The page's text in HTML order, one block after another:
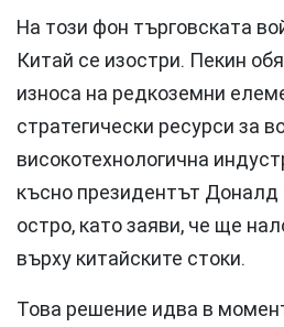
На този фон търговската
Китай се изостри. Пекин
износа на редкоземни
стратегически ресурси за
високотехнологична
късно президентът Доналд
остро, като заяви, че ще
върху китайските стоки.
Това решение идва в